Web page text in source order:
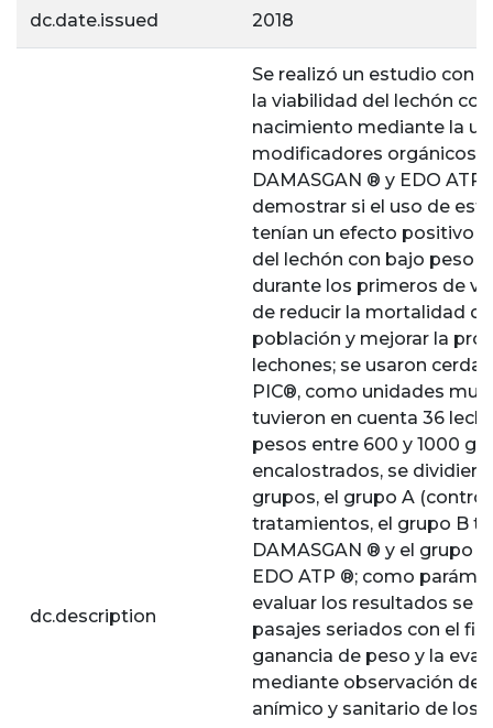
dc.date.issued 2018
dc.description
Se realizó un estudio con
la viabilidad del lechón
nacimiento mediante la
modificadores orgánicos
DAMASGAN ® y EDO ATP
demostrar si el uso de
tenían un efecto positivo
del lechón con bajo peso
durante los primeros de
de reducir la mortalidad
población y mejorar la
lechones; se usaron
PIC®, como unidades
tuvieron en cuenta 36
pesos entre 600 y 1000
encalostrados, se
grupos, el grupo A
tratamientos, el grupo B
DAMASGAN ® y el grupo
EDO ATP ®; como
evaluar los resultados se
pasajes seriados con el fin
ganancia de peso y la
mediante observación del
anímico y sanitario de los